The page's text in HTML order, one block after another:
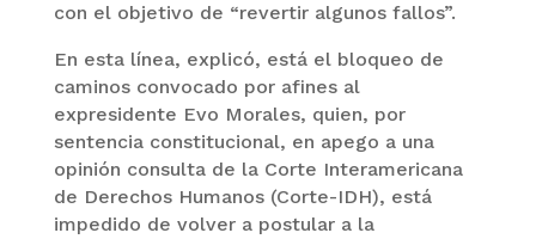
con el objetivo de “revertir algunos fallos”.
En esta línea, explicó, está el bloqueo de
caminos convocado por afines al
expresidente Evo Morales, quien, por
sentencia constitucional, en apego a una
opinión consulta de la Corte Interamericana
de Derechos Humanos (Corte-IDH), está
impedido de volver a postular a la